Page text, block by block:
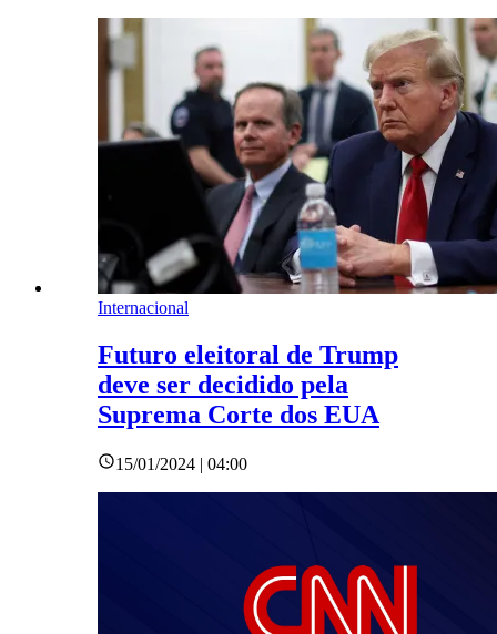
Internacional
Futuro eleitoral de Trump
deve ser decidido pela
Suprema Corte dos EUA
15/01/2024 | 04:00